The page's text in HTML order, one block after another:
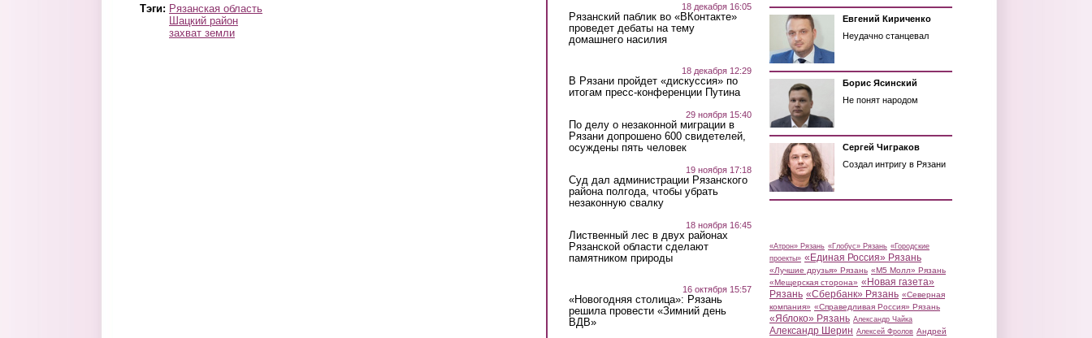
Тэги: Рязанская область
Шацкий район
захват земли
18 декабря 16:05
Рязанский паблик во «ВКонтакте»
проведет дебаты на тему
домашнего насилия
18 декабря 12:29
В Рязани пройдет «дискуссия» по
итогам пресс-конференции Путина
29 ноября 15:40
По делу о незаконной миграции в
Рязани допрошено 600 свидетелей,
осуждены пять человек
19 ноября 17:18
Суд дал администрации Рязанского
района полгода, чтобы убрать
незаконную свалку
18 ноября 16:45
Лиственный лес в двух районах
Рязанской области сделают
памятником природы
16 октября 15:57
«Новогодняя столица»: Рязань
решила провести «Зимний день
ВДВ»
Евгений Кириченко
Неудачно станцевал
Борис Ясинский
Не понят народом
Сергей Чиграков
Создал интригу в Рязани
«Атрон» Рязань «Глобус» Рязань «Городские
проекты» «Единая Россия» Рязань
«Лучшие друзья» Рязань «М5 Молл» Рязань
«Мещерская сторона» «Новая газета»
Рязань «Сбербанк» Рязань «Северная
компания» «Справедливая Россия» Рязань
«Яблоко» Рязань Александр Чайка
Александр Шерин Алексей Фролов Андрей